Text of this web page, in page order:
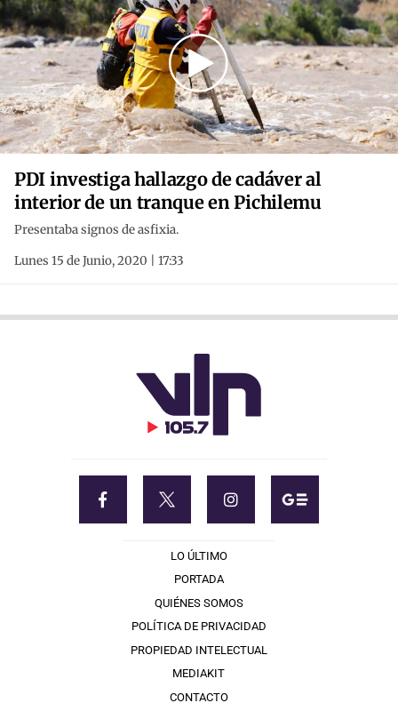
PDI investiga hallazgo de cadáver al
interior de un tranque en Pichilemu
Presentaba signos de asfixia.
Lunes 15 de Junio, 2020 | 17:33
LO ÚLTIMO
PORTADA
QUIÉNES SOMOS
POLÍTICA DE PRIVACIDAD
PROPIEDAD INTELECTUAL
MEDIAKIT
CONTACTO